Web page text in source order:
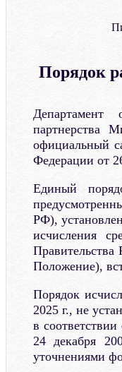
Порядок
партнерства
официальный
Федерации от
Единый
РФ),
исчисления
Положение),
Порядок
2025 г., не
в
24 декабря
уточнениями